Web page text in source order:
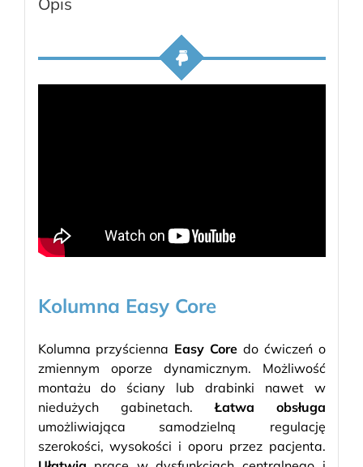
Kolumna Easy Core
Kolumna przyścienna Easy Core do ćwiczeń o
zmiennym oporze dynamicznym. Możliwość
montażu do ściany lub drabinki nawet w
niedużych gabinetach.Łatwa obsługa
umożliwiająca samodzielną regulację
szerokości, wysokości i oporu przez pacjenta.